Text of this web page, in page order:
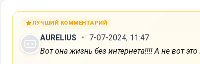
ЛУЧШИЙ КОММЕНТАРИЙ
AURELIUS
7-07-2024, 11:47
Вот она жизнь без интернета!!!! А не вот